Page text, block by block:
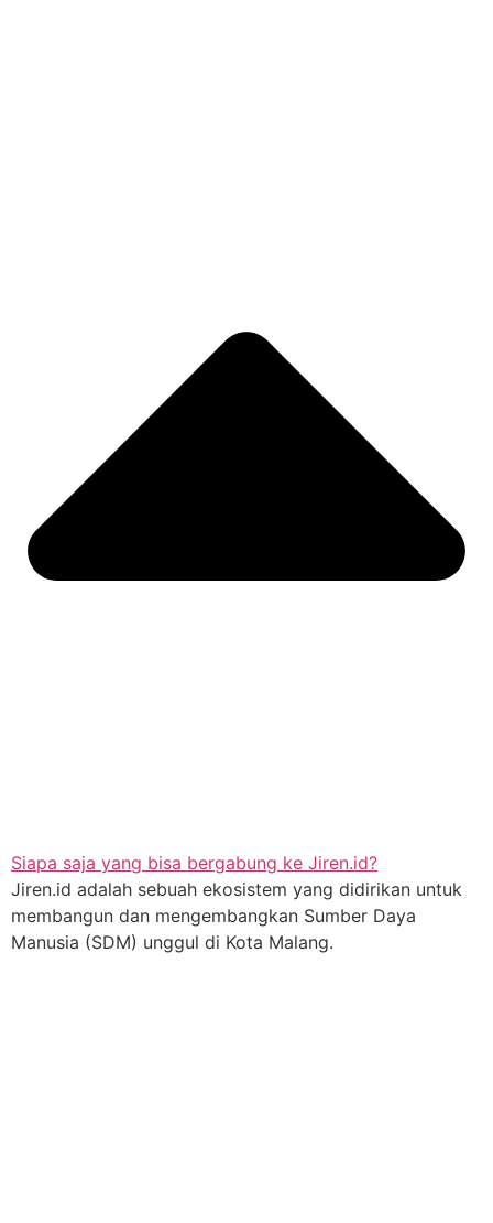
Siapa saja yang bisa bergabung ke Jiren.id?
Jiren.id adalah sebuah ekosistem yang didirikan untuk
membangun dan mengembangkan Sumber Daya
Manusia (SDM) unggul di Kota Malang.